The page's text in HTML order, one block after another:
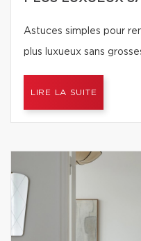
Astuces simples pour
plus luxueux sans
LIRE LA SUITE